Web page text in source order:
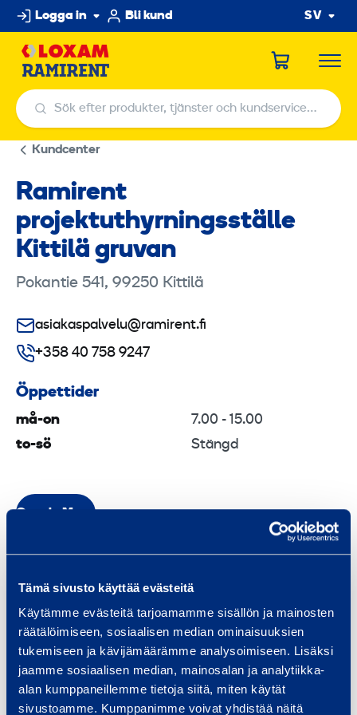
Tämä sivusto käyttää evästeitä
Käytämme evästeitä tarjoamamme sisällön ja mainosten
räätälöimiseen, sosiaalisen median ominaisuuksien
tukemiseen ja kävijämäärämme analysoimiseen. Lisäksi
jaamme sosiaalisen median, mainosalan ja analytiikka-
alan kumppaneillemme tietoja siitä, miten käytät
sivustoamme. Kumppanimme voivat yhdistää näitä
Hoppa
till
innehållet
Logga in Bli kund SV
Sök efter produkter, tjänster och kundservicecenter
Sök efter produkter, tjänster och kundservicecenter
Kundcenter
Ramirent
projektuthyrningsställe
Kittilä gruvan
Pokantie 541, 99250 Kittilä
asiakaspalvelu@ramirent.fi
+358 40 758 9247
Öppettider
må-on
7.00 - 15.00
to-sö
Stängd
Google Maps